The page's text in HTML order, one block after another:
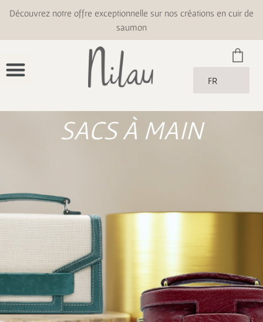
Découvrez notre offre exceptionnelle sur nos créations en cuir de
saumon
FR
SACS À MAIN